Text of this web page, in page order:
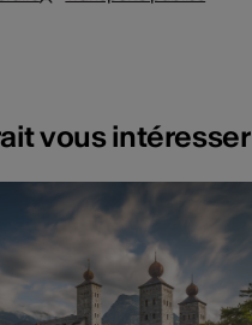
vous intéresser